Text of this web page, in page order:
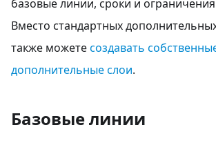
базовые линии, сроки и
Вместо стандартных
также можетесоздавать
дополнительные слои.
Базовые линии